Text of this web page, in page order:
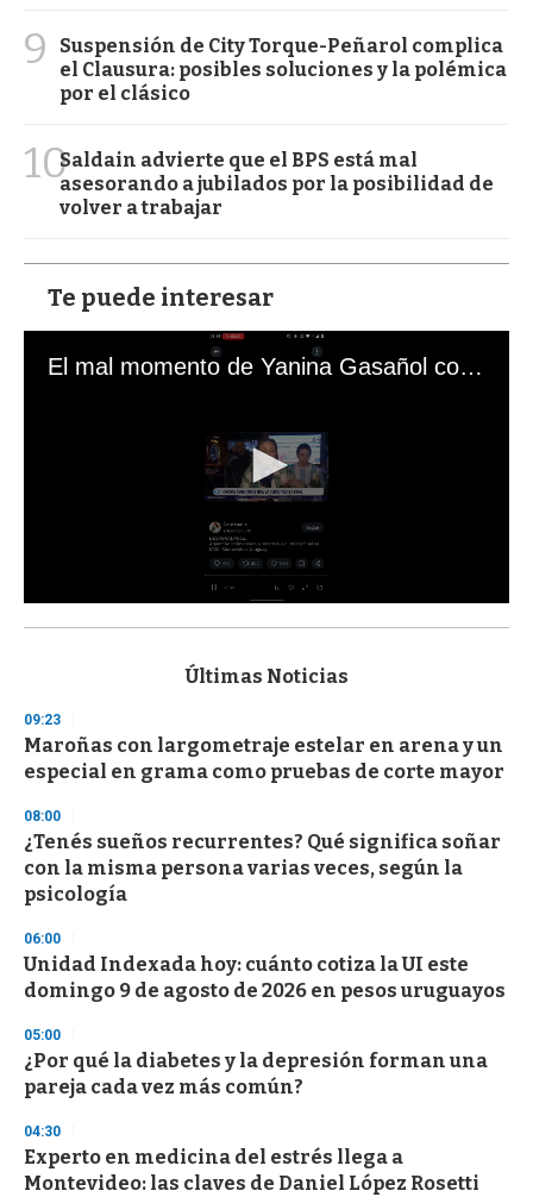
9
Suspensión de City Torque-Peñarol complica
el Clausura: posibles soluciones y la polémica
por el clásico
10Saldain advierte que el BPS está mal
asesorando a jubilados por la posibilidad de
volver a trabajar
Te puede interesar
El mal momento de Yanina Gasañol con un hincha argentino en "Subrayado"
s
d
s
o
f
3
s
e
c
o
d
s
Últimas Noticias
09:23
Maroñas con largometraje estelar en arena y un
especial en grama como pruebas de corte mayor
08:00
¿Tenés sueños recurrentes? Qué significa soñar
con la misma persona varias veces, según la
psicología
06:00
Unidad Indexada hoy: cuánto cotiza la UI este
domingo 9 de agosto de 2026 en pesos uruguayos
05:00
¿Por qué la diabetes y la depresión forman una
pareja cada vez más común?
04:30
Experto en medicina del estrés llega a
Montevideo: las claves de Daniel López Rosetti